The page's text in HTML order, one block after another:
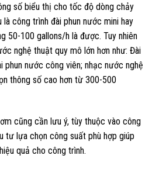
số biểu thị cho tốc độ dòng chảy
công trình đài phun nước mini hay
50-100 gallons/h là được. Tuy nhiên
nghệ thuật quy mô lớn hơn như: Đài
phun nước công viên; nhạc nước nghệ
thông số cao hơn từ 300-500
cũng cần lưu ý, tùy thuộc vào công
tư lựa chọn công suất phù hợp giúp
quả cho công trình.